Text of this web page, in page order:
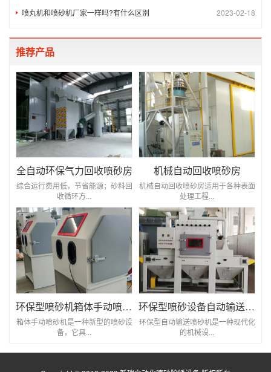
2023-02-18
喷丸机和喷砂机厂家一样吗?有什么区别
推荐产品
全自动环保气力回收喷砂房
综合运行费用低，节省能源；砂料回
收循环方...
机械自动回收喷砂房
机械自动回收喷砂房适用于各种表面
处理工程...
环保型喷砂机箱体手动喷砂机
箱体手动喷砂机是一种新型的喷砂设
备，它具...
环保型喷砂设备自动输送喷砂机
环保型自动输送喷砂机是一种现代化
的机械设...